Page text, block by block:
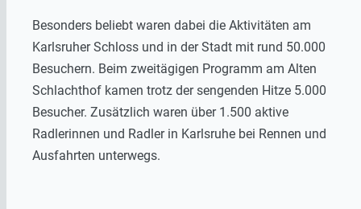
Besonders beliebt waren dabei die Aktivitäten am
Karlsruher Schloss und in der Stadt mit rund 50.000
Besuchern. Beim zweitägigen Programm am Alten
Schlachthof kamen trotz der sengenden Hitze 5.000
Besucher. Zusätzlich waren über 1.500 aktive
Radlerinnen und Radler in Karlsruhe bei Rennen und
Ausfahrten unterwegs.